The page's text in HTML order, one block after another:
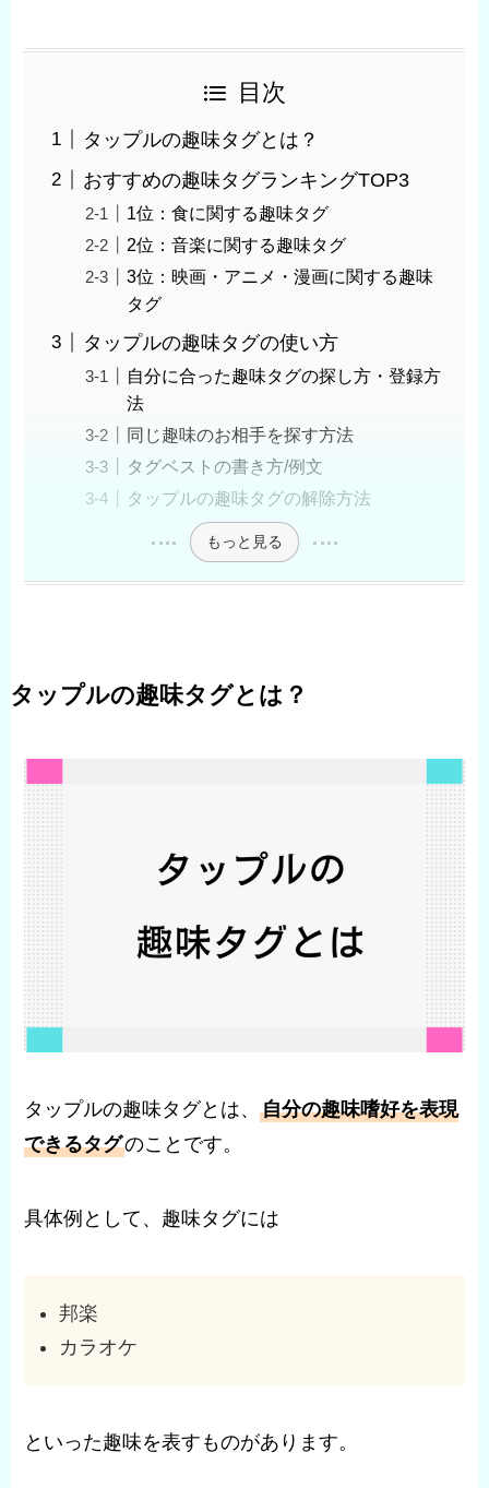
目次
タップルの趣味タグとは？
おすすめの趣味タグランキングTOP3
1位：食に関する趣味タグ
2位：音楽に関する趣味タグ
3位：映画・アニメ・漫画に関する趣味
タグ
タップルの趣味タグの使い方
自分に合った趣味タグの探し方・登録方
法
同じ趣味のお相手を探す方法
タグベストの書き方/例文
タップルの趣味タグの解除方法
もっと見る
タップルの趣味タグとは？
タップルの趣味タグとは、自分の趣味嗜好を表現
できるタグのことです。
具体例として、趣味タグには
邦楽
カラオケ
といった趣味を表すものがあります。